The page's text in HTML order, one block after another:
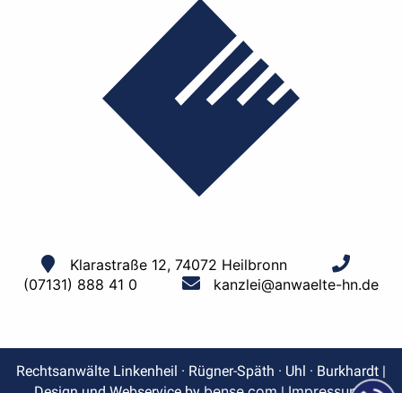
Klarastraße 12, 74072 Heilbronn
(07131) 888 41 0
kanzlei@anwaelte-hn.de
Rechtsanwälte Linkenheil · Rügner-Späth · Uhl · Burkhardt |